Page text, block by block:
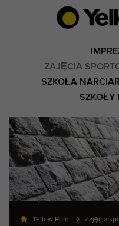
ZAJĘCIA
SZKOŁA
SZKOŁY
Yellow Point Zajęcia